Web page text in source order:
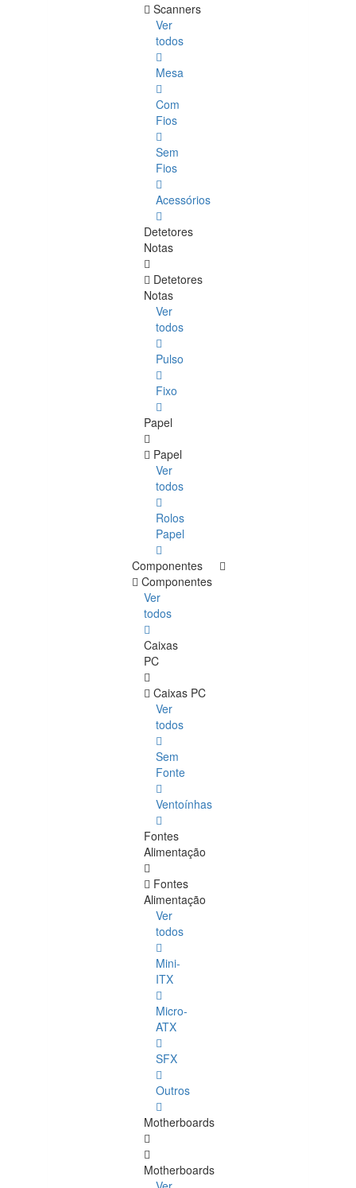
Scanners
Ver
todos
Mesa
Com
Fios
Sem
Fios
Acessórios
Detetores
Notas
Detetores
Notas
Ver
todos
Pulso
Fixo
Papel
Papel
Ver
todos
Rolos
Papel
Componentes
Componentes
Ver
todos
Caixas
PC
Caixas PC
Ver
todos
Sem
Fonte
Ventoínhas
Fontes
Alimentação
Fontes
Alimentação
Ver
todos
Mini-
ITX
Micro-
ATX
SFX
Outros
Motherboards
Motherboards